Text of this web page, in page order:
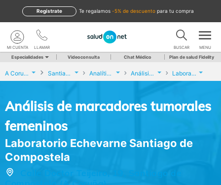
te regalamos -5% de descuento para tu compra
Regístrate
LLAMAR
MI CUENTA BUSCAR MENU
Especialidades Videoconsulta Chat Médico Plan de salud Fidelity
A Coruña Santiago de Compostela Analíticas y Genética Análisis de marcadores tumorales femeninos Laboratorio Echevarne Santiago de Compostela
Análisis de marcadores tumorales
femeninos
Laboratorio Echevarne Santiago de
Compostela